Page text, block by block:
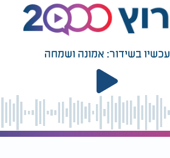
עכשיו בשידור: אמונה ושמחה